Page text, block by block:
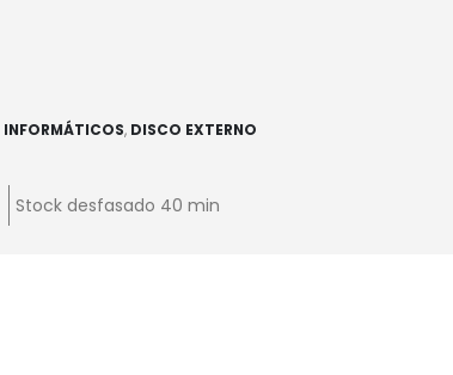
, DISCO EXTERNO
Stock desfasado 40 min